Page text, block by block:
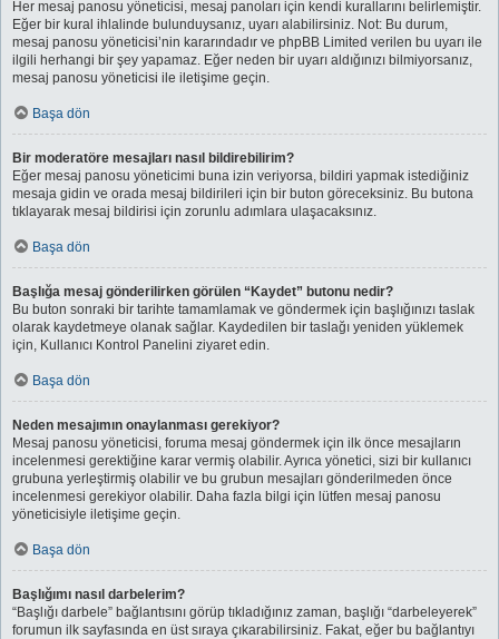
Her mesaj panosu yöneticisi, mesaj panoları için kendi kurallarını belirlemiştir.
Eğer bir kural ihlalinde bulunduysanız, uyarı alabilirsiniz. Not: Bu durum,
mesaj panosu yöneticisi’nin kararındadır ve phpBB Limited verilen bu uyarı ile
ilgili herhangi bir şey yapamaz. Eğer neden bir uyarı aldığınızı bilmiyorsanız,
mesaj panosu yöneticisi ile iletişime geçin.
Başa dön
Bir moderatöre mesajları nasıl bildirebilirim?
Eğer mesaj panosu yöneticimi buna izin veriyorsa, bildiri yapmak istediğiniz
mesaja gidin ve orada mesaj bildirileri için bir buton göreceksiniz. Bu butona
tıklayarak mesaj bildirisi için zorunlu adımlara ulaşacaksınız.
Başa dön
Başlığa mesaj gönderilirken görülen “Kaydet” butonu nedir?
Bu buton sonraki bir tarihte tamamlamak ve göndermek için başlığınızı taslak
olarak kaydetmeye olanak sağlar. Kaydedilen bir taslağı yeniden yüklemek
için, Kullanıcı Kontrol Panelini ziyaret edin.
Başa dön
Neden mesajımın onaylanması gerekiyor?
Mesaj panosu yöneticisi, foruma mesaj göndermek için ilk önce mesajların
incelenmesi gerektiğine karar vermiş olabilir. Ayrıca yönetici, sizi bir kullanıcı
grubuna yerleştirmiş olabilir ve bu grubun mesajları gönderilmeden önce
incelenmesi gerekiyor olabilir. Daha fazla bilgi için lütfen mesaj panosu
yöneticisiyle iletişime geçin.
Başa dön
Başlığımı nasıl darbelerim?
“Başlığı darbele” bağlantısını görüp tıkladığınız zaman, başlığı “darbeleyerek”
forumun ilk sayfasında en üst sıraya çıkarabilirsiniz. Fakat, eğer bu bağlantıyı